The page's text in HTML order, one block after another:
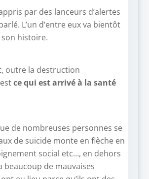
par des lanceurs d’alertes
L’un d’entre eux va bientôt
histoire.
outre la destruction
ce qui est arrivé à la santé
de nombreuses personnes se
de suicide monte en flèche en
social etc…, en dehors
beaucoup de mauvaises